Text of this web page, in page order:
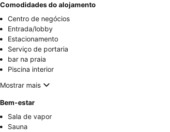
Comodidades do alojamento
Centro de negócios
Entrada/lobby
Estacionamento
Serviço de portaria
bar na praia
Piscina interior
Mostrar mais
Bem-estar
Sala de vapor
Sauna